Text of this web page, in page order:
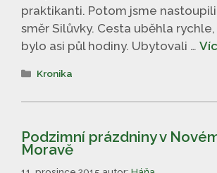
praktikanti. Potom jsme
směr Silůvky. Cesta uběhla
bylo asi půl hodiny. Ubytovali …
Rubriky
Kronika
Podzimní prázdniny v
Moravě